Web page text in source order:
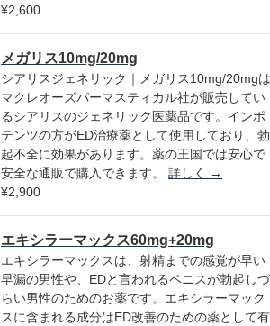
¥2,600
メガリス10mg/20mg
シアリスジェネリック｜メガリス10mg/20mgは
マクレオーズパーマスティカル社が販売してい
るシアリスのジェネリック医薬品です。インポ
テンツの方がED治療薬として使用しており、勃
起不全に効果があります。薬の王国では安心で
安全な通販で購入できます。 詳しく
→
¥2,900
エキシラーマックス60mg+20mg
エキシラーマックスは、射精までの感覚が早い
早漏の男性や、EDと言われるペニスが勃起しづ
らい男性のためのお薬です。エキシラーマック
スに含まれる成分はED改善のための薬として有